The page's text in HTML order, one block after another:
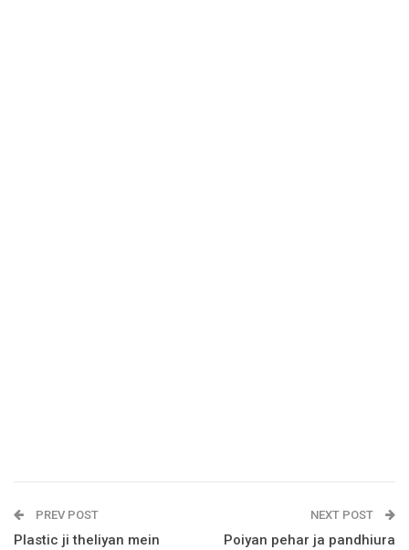
PREV POST
Plastic ji theliyan mein
NEXT POST
Poiyan pehar ja pandhiura